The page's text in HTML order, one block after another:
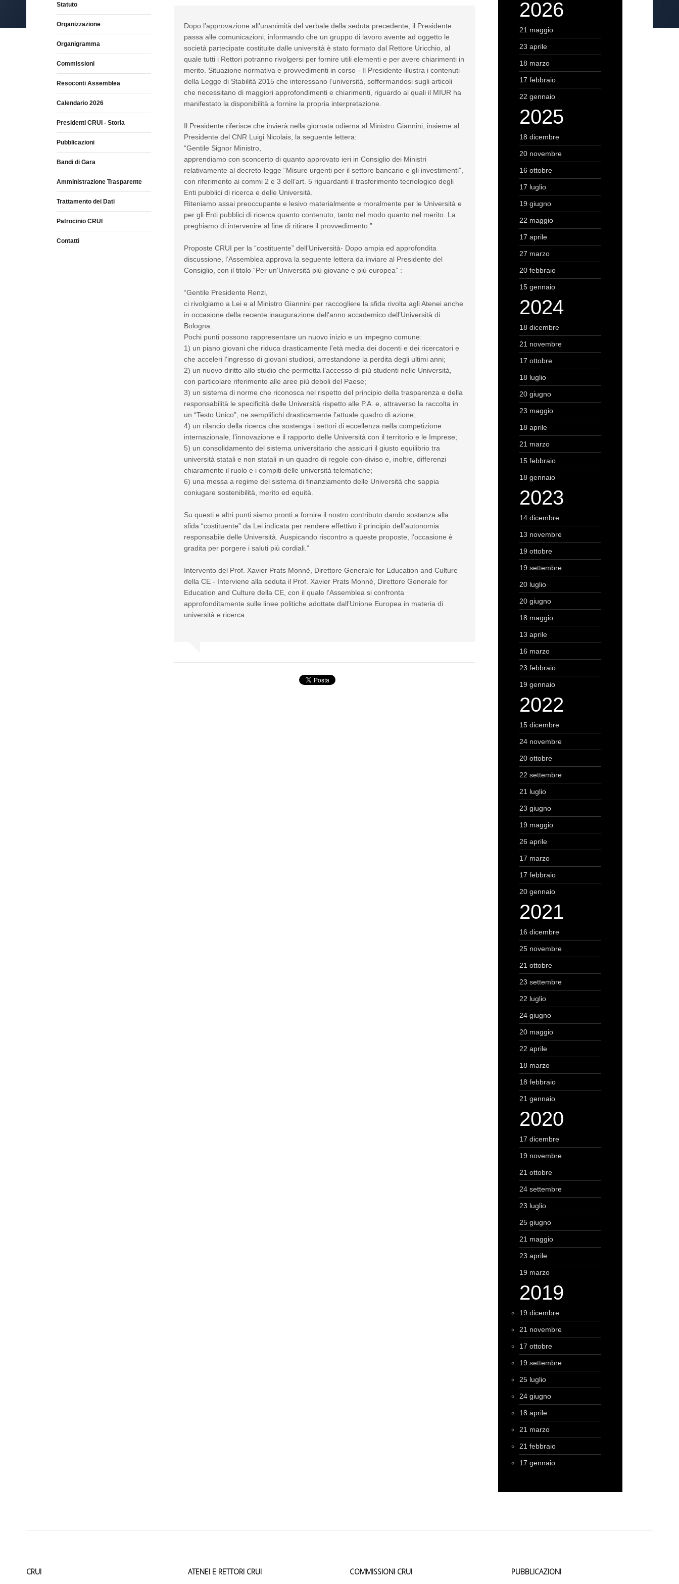
Dopo l’approvazione all’unanimità del verbale della seduta precedente, il Presidente
passa alle comunicazioni, informando che un gruppo di lavoro avente ad oggetto le
società partecipate costituite dalle università è stato formato dal Rettore Uricchio, al
quale tutti i Rettori potranno rivolgersi per fornire utili elementi e per avere chiarimenti in
merito. Situazione normativa e provvedimenti in corso - Il Presidente illustra i contenuti
della Legge di Stabilità 2015 che interessano l’università, soffermandosi sugli articoli
che necessitano di maggiori approfondimenti e chiarimenti, riguardo ai quali il MIUR ha
manifestato la disponibilità a fornire la propria interpretazione.
Il Presidente riferisce che invierà nella giornata odierna al Ministro Giannini, insieme al
Presidente del CNR Luigi Nicolais, la seguente lettera:
“Gentile Signor Ministro,
apprendiamo con sconcerto di quanto approvato ieri in Consiglio dei Ministri
relativamente al decreto-legge “Misure urgenti per il settore bancario e gli investimenti”,
con riferimento ai commi 2 e 3 dell’art. 5 riguardanti il trasferimento tecnologico degli
Enti pubblici di ricerca e delle Università.
Riteniamo assai preoccupante e lesivo materialmente e moralmente per le Università e
per gli Enti pubblici di ricerca quanto contenuto, tanto nel modo quanto nel merito. La
preghiamo di intervenire al fine di ritirare il provvedimento.”
Proposte CRUI per la “costituente” dell’Università- Dopo ampia ed approfondita
discussione, l’Assemblea approva la seguente lettera da inviare al Presidente del
Consiglio, con il titolo “Per un'Università più giovane e più europea” :
“Gentile Presidente Renzi,
ci rivolgiamo a Lei e al Ministro Giannini per raccogliere la sfida rivolta agli Atenei anche
in occasione della recente inaugurazione dell'anno accademico dell’Università di
Bologna.
Pochi punti possono rappresentare un nuovo inizio e un impegno comune:
1) un piano giovani che riduca drasticamente l'età media dei docenti e dei ricercatori e
che acceleri l'ingresso di giovani studiosi, arrestandone la perdita degli ultimi anni;
2) un nuovo diritto allo studio che permetta l’accesso di più studenti nelle Università,
con particolare riferimento alle aree più deboli del Paese;
3) un sistema di norme che riconosca nel rispetto del principio della trasparenza e della
responsabilità le specificità delle Università rispetto alle P.A. e, attraverso la raccolta in
un “Testo Unico”, ne semplifichi drasticamente l’attuale quadro di azione;
4) un rilancio della ricerca che sostenga i settori di eccellenza nella competizione
internazionale, l’innovazione e il rapporto delle Università con il territorio e le Imprese;
5) un consolidamento del sistema universitario che assicuri il giusto equilibrio tra
università statali e non statali in un quadro di regole con-diviso e, inoltre, differenzi
chiaramente il ruolo e i compiti delle università telematiche;
6) una messa a regime del sistema di finanziamento delle Università che sappia
coniugare sostenibilità, merito ed equità.
Su questi e altri punti siamo pronti a fornire il nostro contributo dando sostanza alla
sfida “costituente” da Lei indicata per rendere effettivo il principio dell’autonomia
responsabile delle Università. Auspicando riscontro a queste proposte, l’occasione è
gradita per porgere i saluti più cordiali.”
Intervento del Prof. Xavier Prats Monnè, Direttore Generale for Education and Culture
della CE - Interviene alla seduta il Prof. Xavier Prats Monnè, Direttore Generale for
Education and Culture della CE, con il quale l’Assemblea si confronta
approfonditamente sulle linee politiche adottate dall’Unione Europea in materia di
università e ricerca.
Statuto
Organizzazione
Organigramma
Commissioni
Resoconti Assemblea
Calendario 2026
Presidenti CRUI - Storia
Pubblicazioni
Bandi di Gara
Amministrazione Trasparente
Trattamento dei Dati
Patrocinio CRUI
Contatti
2026
21 maggio
23 aprile
18 marzo
17 febbraio
22 gennaio
2025
18 dicembre
20 novembre
16 ottobre
17 luglio
19 giugno
22 maggio
17 aprile
27 marzo
20 febbraio
15 gennaio
2024
18 dicembre
21 novembre
17 ottobre
18 luglio
20 giugno
23 maggio
18 aprile
21 marzo
15 febbraio
18 gennaio
2023
14 dicembre
13 novembre
19 ottobre
19 settembre
20 luglio
20 giugno
18 maggio
13 aprile
16 marzo
23 febbraio
19 gennaio
2022
15 dicembre
24 novembre
20 ottobre
22 settembre
21 luglio
23 giugno
19 maggio
26 aprile
17 marzo
17 febbraio
20 gennaio
2021
16 dicembre
25 novembre
21 ottobre
23 settembre
22 luglio
24 giugno
20 maggio
22 aprile
18 marzo
18 febbraio
21 gennaio
2020
17 dicembre
19 novembre
21 ottobre
24 settembre
23 luglio
25 giugno
21 maggio
23 aprile
19 marzo
2019
19 dicembre
21 novembre
17 ottobre
19 settembre
25 luglio
24 giugno
18 aprile
21 marzo
21 febbraio
17 gennaio
CRUI ATENEI E RETTORI CRUI COMMISSIONI CRUI PUBBLICAZIONI